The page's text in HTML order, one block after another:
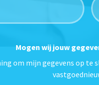
Mogen wij jouw
om mijn gegevens op te